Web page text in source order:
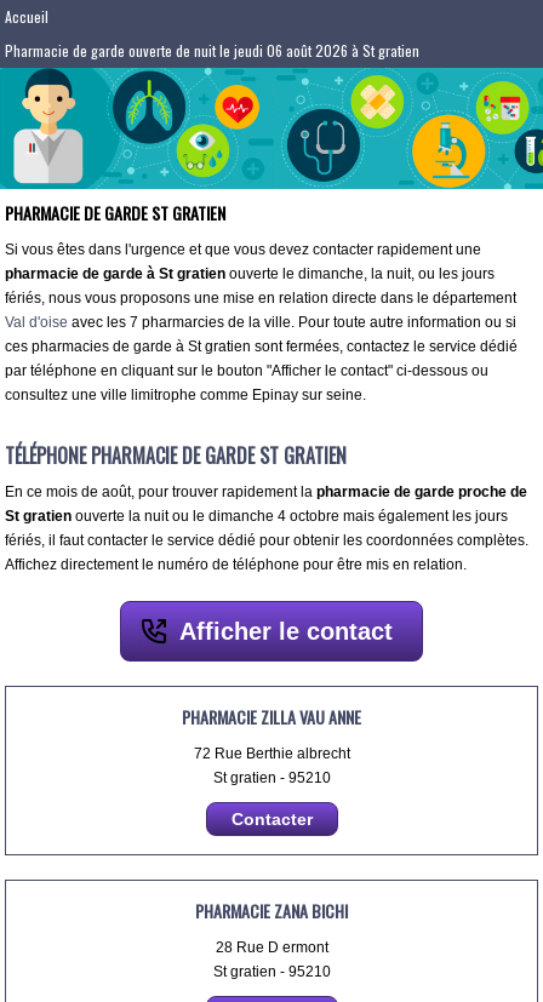
Accueil
Pharmacie de garde ouverte de nuit le jeudi 06 août 2026 à St gratien
PHARMACIE DE GARDE ST GRATIEN
Si vous êtes dans l'urgence et que vous devez contacter rapidement une
pharmacie de garde à St gratien ouverte le dimanche, la nuit, ou les jours
fériés, nous vous proposons une mise en relation directe dans le département
Val d'oise avec les 7 pharmarcies de la ville. Pour toute autre information ou si
ces pharmacies de garde à St gratien sont fermées, contactez le service dédié
par téléphone en cliquant sur le bouton "Afficher le contact" ci-dessous ou
consultez une ville limitrophe comme Epinay sur seine.
TÉLÉPHONE PHARMACIE DE GARDE ST GRATIEN
En ce mois de août, pour trouver rapidement lapharmacie de garde proche de
St gratien ouverte la nuit ou le dimanche 4 octobre mais également les jours
fériés, il faut contacter le service dédié pour obtenir les coordonnées complètes.
Affichez directement le numéro de téléphone pour être mis en relation.
Afficher le contact
PHARMACIE ZILLA VAU ANNE
72 Rue Berthie albrecht
St gratien - 95210
Contacter
PHARMACIE ZANA BICHI
28 Rue D ermont
St gratien - 95210